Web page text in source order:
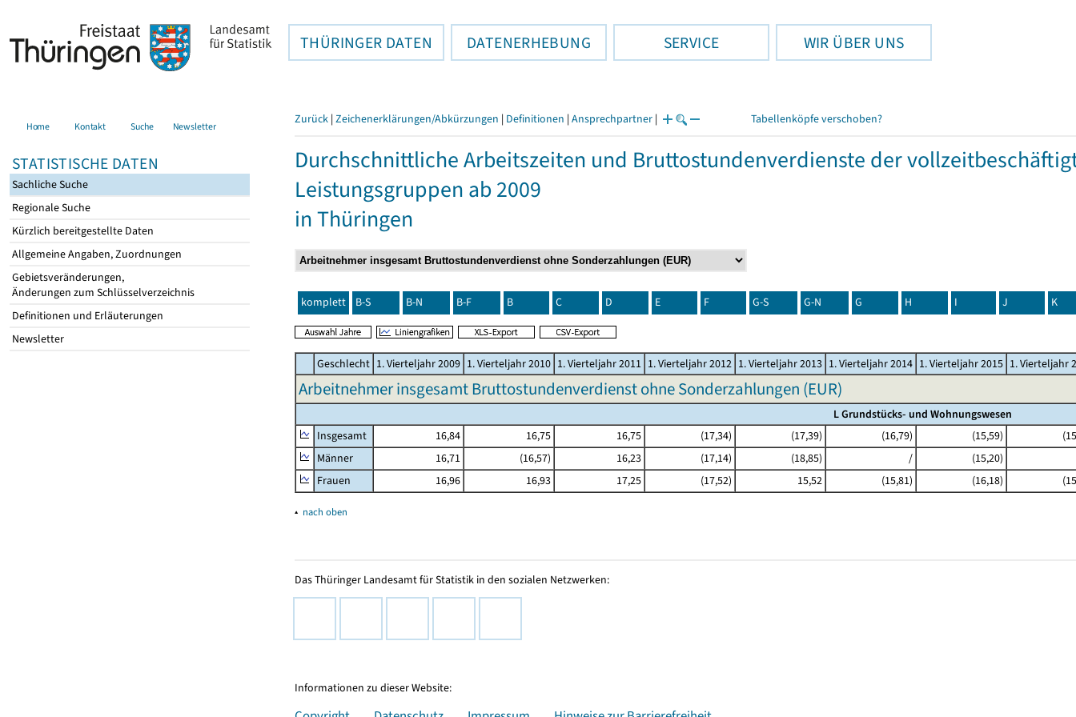
THÜRINGER DATEN DATENERHEBUNG SERVICE WIR ÜBER UNS
Home Kontakt Suche Newsletter
STATISTISCHE DATEN
Sachliche Suche
Regionale Suche
Kürzlich bereitgestellte Daten
Allgemeine Angaben, Zuordnungen
Gebietsveränderungen,
Änderungen zum Schlüsselverzeichnis
Definitionen und Erläuterungen
Newsletter
Zurück | Zeichenerklärungen/Abkürzungen | Definitionen | Ansprechpartner | Tabellenköpfe verschoben?
Durchschnittliche Arbeitszeiten und Bruttostundenverdienste der
Leistungsgruppen ab 2009
in Thüringen
komplett B-S B-N B-F B C D E F G-S G-N G H I J K
Geschlecht 1. Vierteljahr 2009 1. Vierteljahr 2010 1. Vierteljahr 2011 1. Vierteljahr 2012 1. Vierteljahr 2013 1. Vierteljahr 2014 1. Vierteljahr 2015 1. Vierteljahr
Arbeitnehmer insgesamt Bruttostundenverdienst ohne Sonderzahlungen (EUR)
L Grundstücks- und Wohnungswesen
Insgesamt
16,84 16,75 16,75 (17,34) (17,39) (16,79) (15,59)
Männer
16,71 (16,57) 16,23 (17,14) (18,85) /
(15,20)
Frauen
16,96 16,93 17,25 (17,52) 15,52 (15,81) (16,18)
▴ nach oben
Das Thüringer Landesamt für Statistik in den sozialen Netzwerken:
Informationen zu dieser Website: